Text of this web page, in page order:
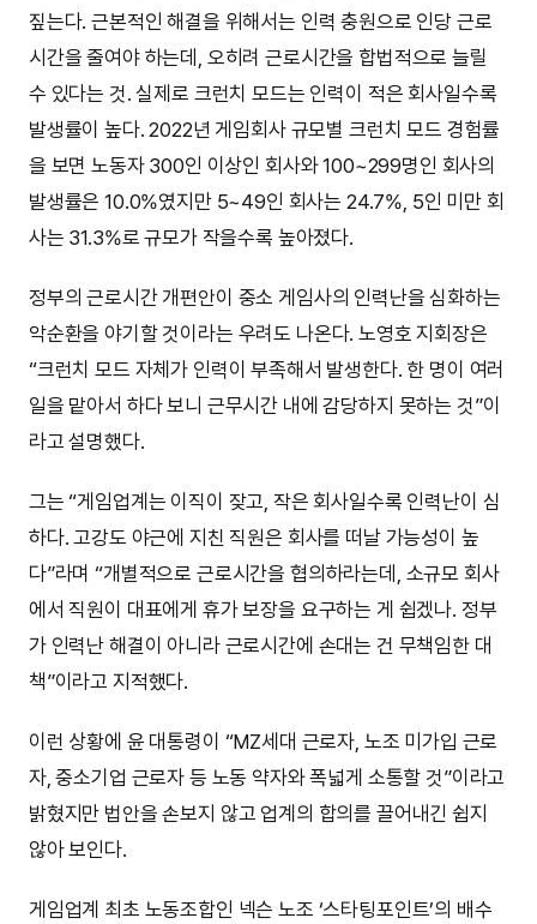
짚는다. 근본적인 해결을 위해서는 인력 충원으로 인당 근로
시간을 줄여야 하는데, 오히려 근로시간을 합법적으로 늘릴
수 있다는 것. 실제로 크런치 모드는 인력이 적은 회사일수록
발생률이 높다. 2022년 게임회사 규모별 크런치 모드 경험률
을 보면 노동자 300인 이상인 회사와 100~299명인 회사의
발생률은 10.0%였지만 5~49인 회사는 24.7%, 5인 미만 회
사는 31.3%로 규모가 작을수록 높아졌다.
정부의 근로시간 개편안이 중소 게임사의 인력난을 심화하는
악순환을 야기할 것이라는 우려도 나온다. 노영호 지회장은
“크런치 모드 자체가 인력이 부족해서 발생한다. 한 명이 여러
일을 맡아서 하다 보니 근무시간 내에 감당하지 못하는 것”이
라고 설명했다.
그는 “게임업계는 이직이 잦고, 작은 회사일수록 인력난이 심
하다. 고강도 야근에 지친 직원은 회사를 떠날 가능성이 높
다”라며 “개별적으로 근로시간을 협의하라는데, 소규모 회사
에서 직원이 대표에게 휴가 보장을 요구하는 게 쉽겠나. 정부
가 인력난 해결이 아니라 근로시간에 손대는 건 무책임한 대
책”이라고 지적했다.
이런 상황에 윤 대통령이 “MZ세대 근로자, 노조 미가입 근로
자, 중소기업 근로자 등 노동 약자와 폭넓게 소통할 것”이라고
밝혔지만 법안을 손보지 않고 업계의 합의를 끌어내긴 쉽지
않아 보인다.
게임업계 최초 노동조합인 넥슨 노조 ‘스타팅포인트’의 배수